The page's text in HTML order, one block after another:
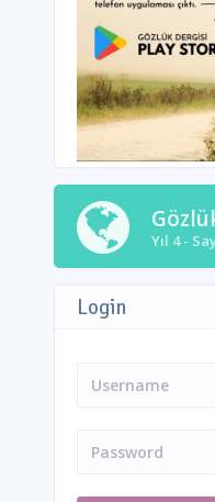
Yıl 4 -
Login